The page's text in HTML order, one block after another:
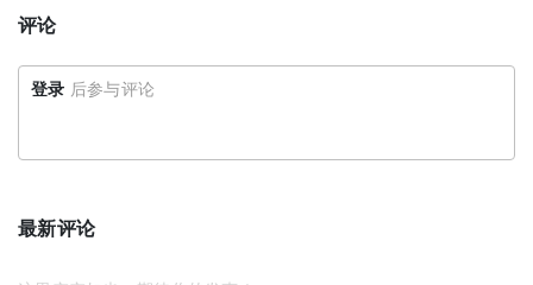
评论
登录 后参与评论
最新评论